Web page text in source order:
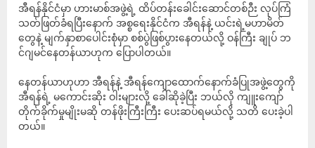
အီရန်နိုင်ငံမှာ ဟားမာစ်အဖွဲ့ရဲ့ ထိပ်တန်းခေါင်းဆောင်တစ်ဉီး လုပ်ကြံ
သတ်ဖြတ်ခံရပြီးနောက် အစ္စရေးနိုင်ငံက အီရန်နဲ့ ယင်းရဲ့မဟာမိတ်
တွေနဲ့ မျက်နှာစာပေါင်းစုံမှာ စစ်ပွဲဖြစ်ပွားနေတယ်လို့ ဝန်ကြီး ချုပ် ဘ
င်ဂျမင်နေတန်ယာဟုက ပြောပါတယ်။
နေတန်ယာဟုဟာ အီရန်နဲ့ အီရန်ကျောထောက်နောက်ခံပြုအဖွဲ့တွေကို
အီရန်ရဲ့ မကောင်းဆိုး ဝါးများလို့ ခေါ်ဆိုခဲ့ပြီး ဘယ်လို ကျူးကျော်
တိုက်ခိုက်မှုမျိုးမဆို တန်ဖိုးကြီးကြီး ပေးဆပ်ရမယ်လို့ သတိ ပေးခဲ့ပါ
တယ်။